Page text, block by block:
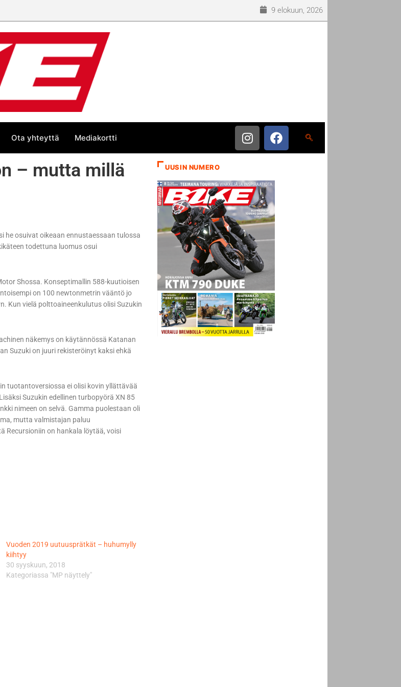
9 elokuun, 2026
Ota yhteyttä Mediakortti
– mutta millä
he osuivat oikeaan ennustaessaan tulossa
todettuna luomus osui
Shossa. Konseptimallin 588-kuutioisen
on 100 newtonmetrin vääntö jo
Kun vielä polttoaineenkulutus olisi Suzukin
näkemys on käytännössä Katanan
Suzuki on juuri rekisteröinyt kaksi ehkä
tuotantoversiossa ei olisi kovin yllättävää
Suzukin edellinen turbopyörä XN 85
nimeen on selvä. Gamma puolestaan oli
mutta valmistajan paluu
Recursioniin on hankala löytää, voisi
Vuoden 2019 uutuusprätkät – huhumylly
kiihtyy
30 syyskuun, 2018
Kategoriassa "MP näyttely"
UUSIN NUMERO